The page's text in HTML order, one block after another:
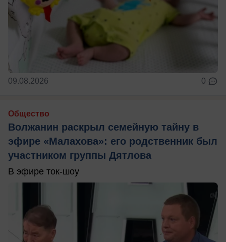
09.08.2026 0
Общество
Волжанин раскрыл семейную тайну в
эфире «Малахова»: его родственник был
участником группы Дятлова
В эфире ток-шоу